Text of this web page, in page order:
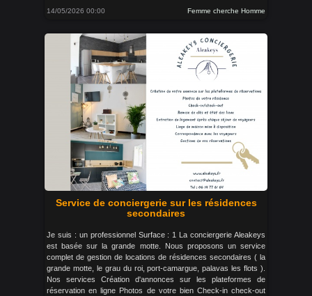
14/05/2026 00:00 Femme cherche Homme
Service de conciergerie sur les résidences
secondaires
Je suis : un professionnel Surface : 1 La conciergerie Aleakeys
est basée sur la grande motte. Nous proposons un service
complet de gestion de locations de résidences secondaires ( la
grande motte, le grau du roi, port-camargue, palavas les flots ).
Nos services Création d'annonces sur les plateformes de
réservation en ligne Photos de votre bien Check-in check-out